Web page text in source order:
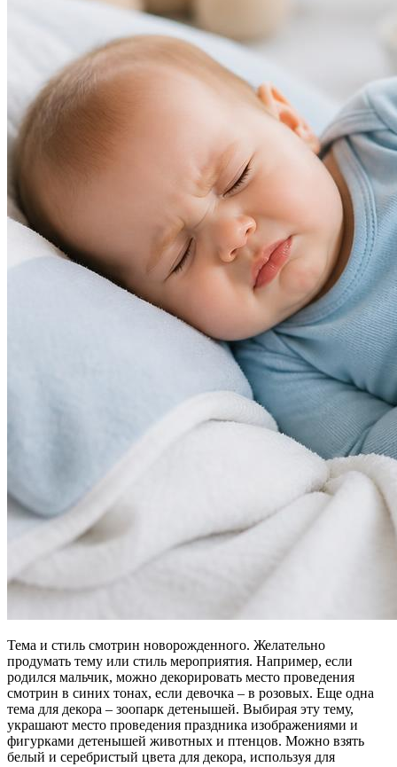
Тема и стиль смотрин новорожденного. Желательно
продумать тему или стиль мероприятия. Например, если
родился мальчик, можно декорировать место проведения
смотрин в синих тонах, если девочка – в розовых. Еще одна
тема для декора – зоопарк детенышей. Выбирая эту тему,
украшают место проведения праздника изображениями и
фигурками детенышей животных и птенцов. Можно взять
белый и серебристый цвета для декора, используя для